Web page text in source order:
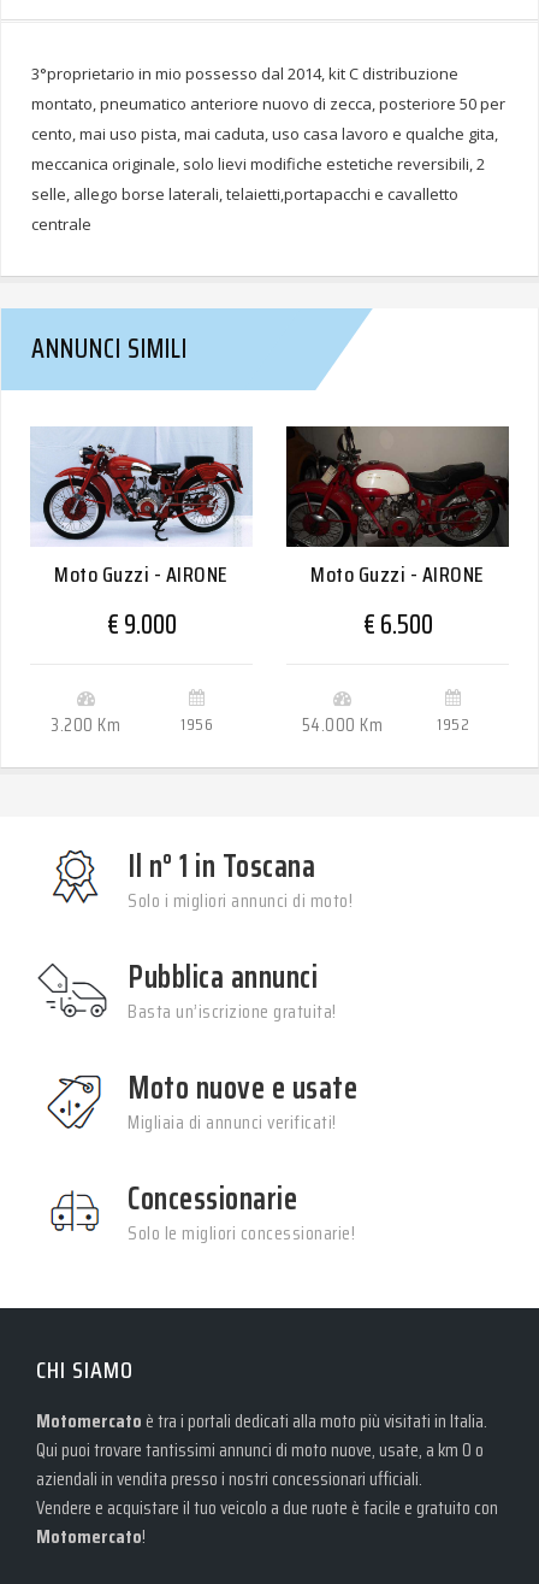
3°proprietario in mio possesso dal 2014, kit C distribuzione
montato, pneumatico anteriore nuovo di zecca, posteriore 50 per
cento, mai uso pista, mai caduta, uso casa lavoro e qualche gita,
meccanica originale, solo lievi modifiche estetiche reversibili, 2
selle, allego borse laterali, telaietti,portapacchi e cavalletto
centrale
ANNUNCI SIMILI
Moto Guzzi - AIRONE
€ 9.000
3.200 Km 1956
Moto Guzzi - AIRONE
€ 6.500
54.000 Km 1952
Il n° 1 in Toscana
Solo i migliori annunci di moto!
Pubblica annunci
Basta un’iscrizione gratuita!
Moto nuove e usate
Migliaia di annunci verificati!
Concessionarie
Solo le migliori concessionarie!
CHI SIAMO
Motomercato è tra i portali dedicati alla moto più visitati in Italia.
Qui puoi trovare tantissimi annunci di moto nuove, usate, a km 0 o
aziendali in vendita presso i nostri concessionari ufficiali.
Vendere e acquistare il tuo veicolo a due ruote è facile e gratuito con
Motomercato!